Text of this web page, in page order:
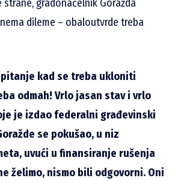
strane, gradonačelnik Goražda
nema dileme – obaloutvrde treba
pitanje kad se treba ukloniti
odmah! Vrlo jasan stav i vrlo
je izdao federalni građevinski
se pokušao, u niz
uvući u finansiranje rušenja
želimo, nismo bili odgovorni. Oni